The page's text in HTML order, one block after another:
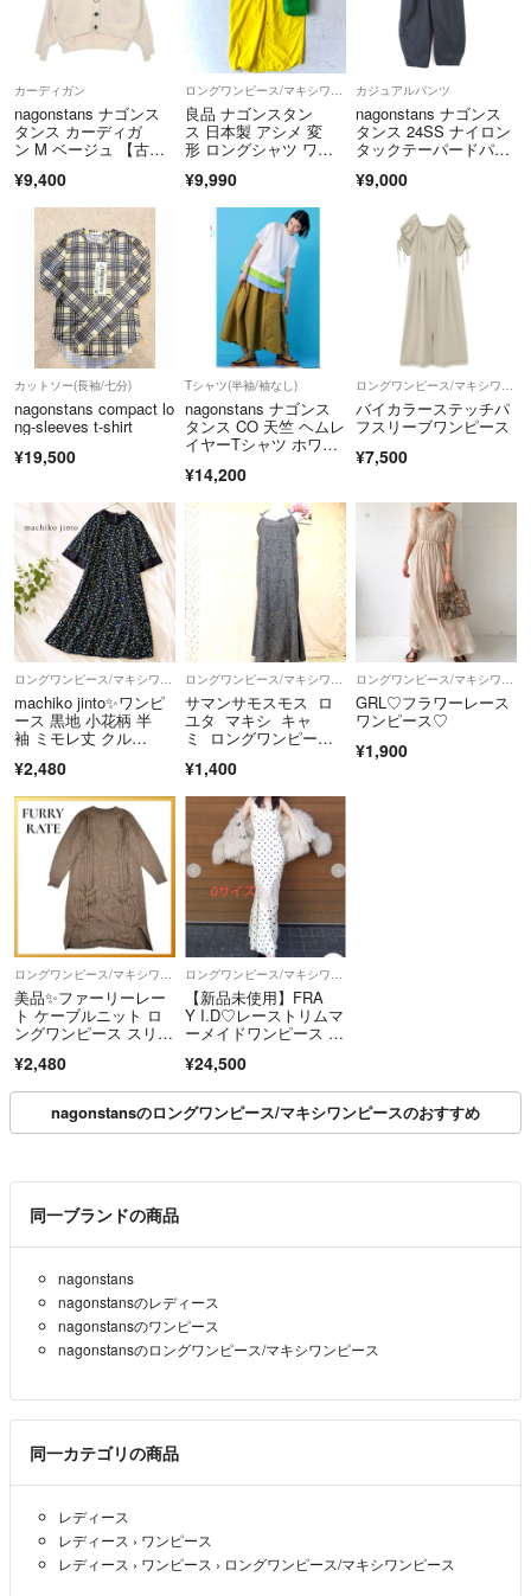
▼特定商取引法表示
https://fril.jp/ts/official/law/kld/
https://fril.jp/ts/official/law/kld/#return_policy
適格請求書登録番号
T9290001075401
カーディガン
nagonstans ナゴンス
タンス カーディガ
ン M ベージュ 【古
料】
¥9,400
良品 ナゴンスタン
ス 日本製 アシメ 変
形 ロングシャツ ワン
¥9,990
カジュアルパンツ
nagonstans ナゴンス
タンス 24SS ナイロン
タックテーパードパン
¥9,000
カットソー(長袖/七分)
nagonstans compact lo
ng-sleeves t-shirt
¥19,500
Tシャツ(半袖/袖なし)
nagonstans ナゴンス
タンス CO 天竺 ヘムレ
イヤーTシャツ ホワイ
¥14,200
バイカラーステッチパ
フスリーブワンピース
¥7,500
ロングワンピース/マキシワンピース
machiko jinto✨️ワンピ
ース 黒地 小花柄 半
袖 ミモレ丈 クル
L
¥2,480
ロングワンピース/マキシワンピース
サマンサモスモス ロ
ユタ マキシ キャ
ミ ロングワンピー
ぽい花柄 ブラウン系
¥1,400
ロングワンピース/マキシワンピース
GRL♡フラワーレース
ワンピース♡
¥1,900
ロングワンピース/マキシワンピース
美品✨ファーリーレー
ト ケーブルニット ロ
ングワンピース スリッ
¥2,480
ロングワンピース/マキシワンピース
【新品未使用】FRA
Y I.D♡レーストリムマ
ーメイドワンピース ア
¥24,500
nagonstansのロングワンピース/マキシワンピースのおすすめ
同一ブランドの商品
nagonstans
nagonstansのレディース
nagonstansのワンピース
nagonstansのロングワンピース/マキシワンピース
同一カテゴリの商品
レディース
レディース › ワンピース
レディース › ワンピース › ロングワンピース/マキシワンピース